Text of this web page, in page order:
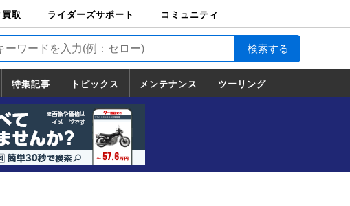
取
取
ライダーズサポート
ライダーズサポート
TOP
バイク輸送
バイクガレージライ
フ
バイク車両保険
ロードサービス
バイク試乗
コミュニティ
特集記事 トピックス
トピックス
一覧
ホンダ
ヤマハ
スズキ
カワサキ
ハーレーダ
ビッドソン
BMW
ドゥカティ
トライアン
フ
メンテナンス ツーリング